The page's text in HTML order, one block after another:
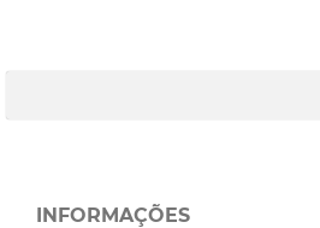
INFORMAÇÕES